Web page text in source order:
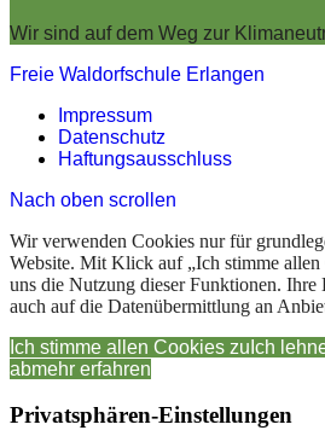
Wir sind auf dem Weg zur
Freie Waldorfschule Erlangen
Impressum
Datenschutz
Haftungsausschluss
Nach oben scrollen
Wir verwenden Cookies nur für
Website. Mit Klick auf „Ich stimme allen
uns die Nutzung dieser Funktionen.
auch auf die Datenübermittlung an
Ich stimme allen Cookies zu Ich
abmehr erfahren
Privatsphären-Einstellungen